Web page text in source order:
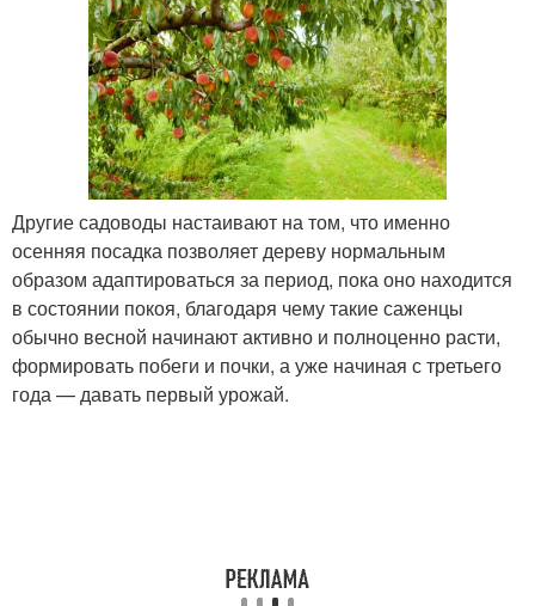
Другие садоводы настаивают на том, что именно
осенняя посадка позволяет дереву нормальным
образом адаптироваться за период, пока оно находится
в состоянии покоя, благодаря чему такие саженцы
обычно весной начинают активно и полноценно расти,
формировать побеги и почки, а уже начиная с третьего
года — давать первый урожай.